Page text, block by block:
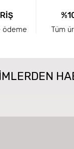
ödeme
Tüm